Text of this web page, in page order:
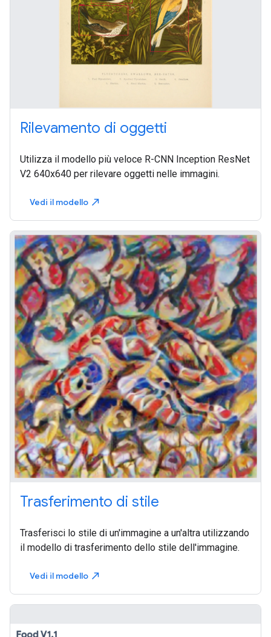
Rilevamento di oggetti
Utilizza il modello più veloce R-CNN Inception ResNet
V2 640x640 per rilevare oggetti nelle immagini.
Vedi il modello north_east
Trasferimento di stile
Trasferisci lo stile di un'immagine a un'altra utilizzando
il modello di trasferimento dello stile dell'immagine.
Vedi il modello north_east